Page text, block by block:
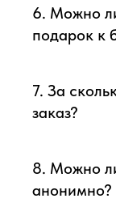
6. Можно
подарок к
7. За
заказ?
8. Можно
анонимно?